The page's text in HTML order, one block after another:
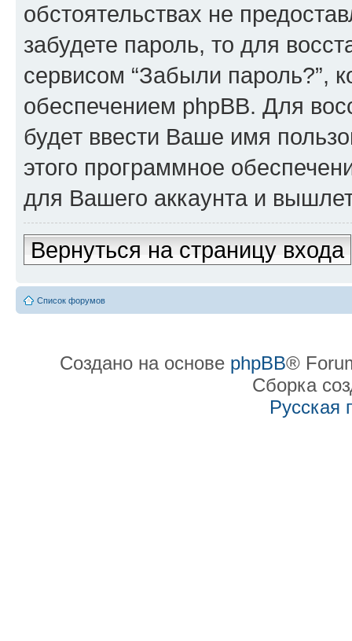
обстоятельствах не
забудете пароль, то для
сервисом “Забыли пароль?”,
обеспечением phpBB. Для
будет ввести Ваше имя
этого программное
для Вашего аккаунта и
Вернуться на страницу входа
Список форумов
Создано на основе phpBB®
Сборка
Русская